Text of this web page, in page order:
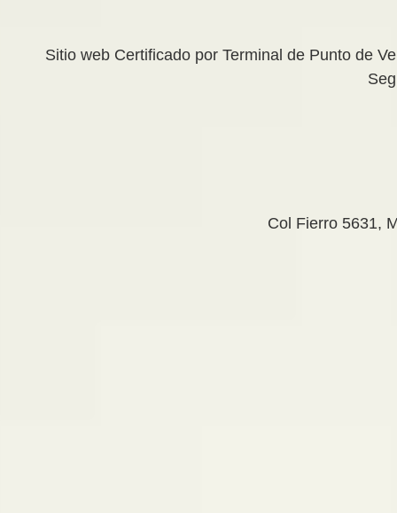
Sitio web Certificado por Terminal de Punto de
Col Fierro 5631,